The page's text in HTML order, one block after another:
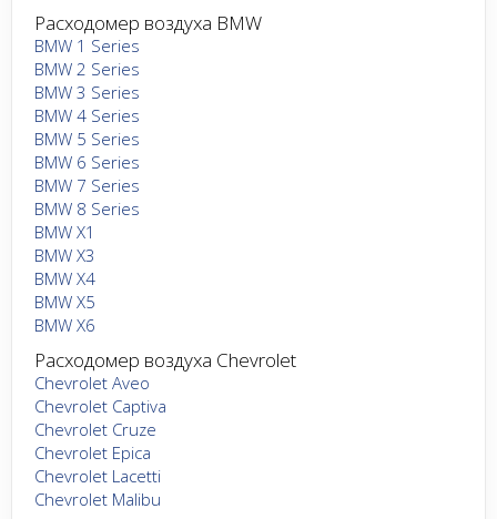
Расходомер воздуха BMW
BMW 1 Series
BMW 2 Series
BMW 3 Series
BMW 4 Series
BMW 5 Series
BMW 6 Series
BMW 7 Series
BMW 8 Series
BMW X1
BMW X3
BMW X4
BMW X5
BMW X6
Расходомер воздуха Chevrolet
Chevrolet Aveo
Chevrolet Captiva
Chevrolet Cruze
Chevrolet Epica
Chevrolet Lacetti
Chevrolet Malibu